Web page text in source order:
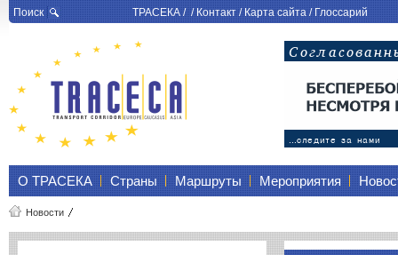
Поиск ТРАСЕКА/ /Контакт/Карта сайта/Глоссарий
О ТРАСЕКА Страны Маршруты Мероприятия
Новости